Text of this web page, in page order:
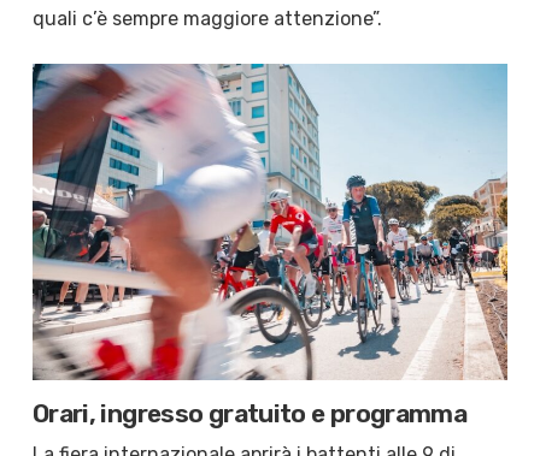
quali c’è sempre maggiore attenzione”.
Orari, ingresso gratuito e programma